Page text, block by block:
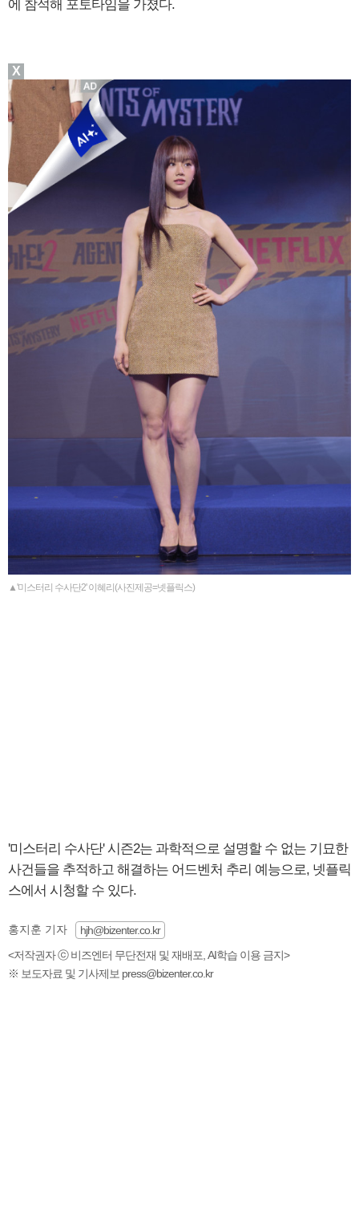
에 참석해 포토타임을 가졌다.
▲'미스터리 수사단2' 이혜리(사진제공=넷플릭스)
'미스터리 수사단' 시즌2는 과학적으로 설명할 수 없는 기묘한
사건들을 추적하고 해결하는 어드벤처 추리 예능으로, 넷플릭
스에서 시청할 수 있다.
홍지훈 기자
hjh@bizenter.co.kr
<저작권자 ⓒ 비즈엔터 무단전재 및 재배포, AI학습 이용 금지>
※ 보도자료 및 기사제보 press@bizenter.co.kr
X